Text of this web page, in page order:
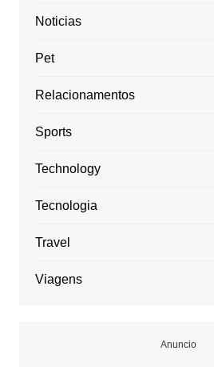
Noticias
Pet
Relacionamentos
Sports
Technology
Tecnologia
Travel
Viagens
Anuncio